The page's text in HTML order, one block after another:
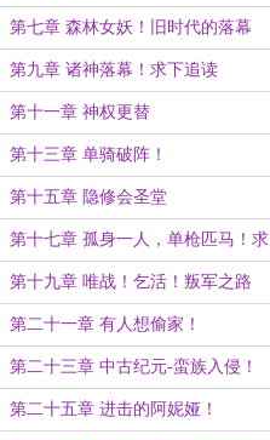
第七章 森林女妖！旧时代的落幕
第九章 诸神落幕！求下追读
第十一章 神权更替
第十三章 单骑破阵！
第十五章 隐修会圣堂
第十七章 孤身一人，单枪匹马！求
追读
第十九章 唯战！乞活！叛军之路
第二十一章 有人想偷家！
第二十三章 中古纪元-蛮族入侵！
加更
第二十五章 进击的阿妮娅！